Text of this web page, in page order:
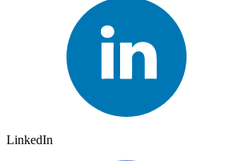
LinkedIn